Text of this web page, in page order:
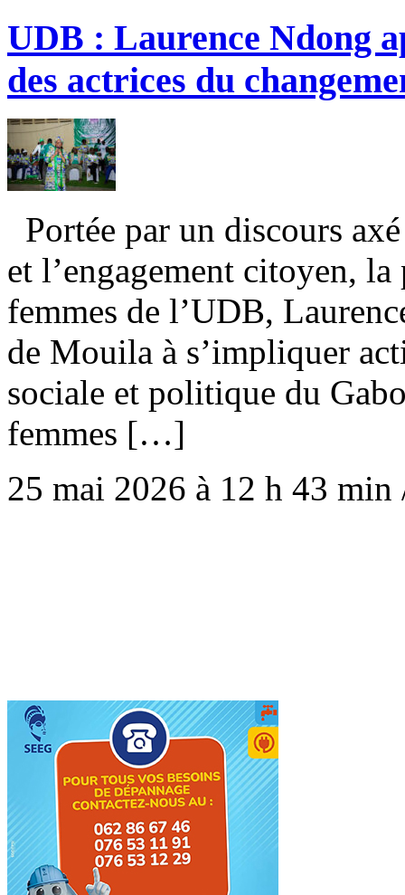
UDB : Laurence Ndong
des actrices du
Portée par un discours
et l’engagement citoyen,
femmes de l’UDB,
de Mouila à s’impliquer
sociale et politique du
femmes […]
25 mai 2026 à 12 h 43 min